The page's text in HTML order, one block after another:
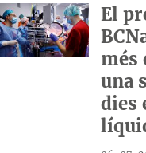
El
més
una
dies